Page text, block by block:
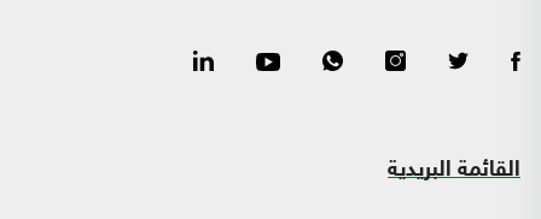
القائمة البريدية